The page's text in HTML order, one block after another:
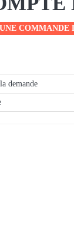
COMMANDE
demande